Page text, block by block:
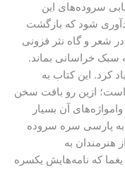
سروده‌های این
شود که بازگشت
شعر و گاه نثر فزونی
سبک خراسانی بماند.
کرد. این کتاب به
ازین رو بافت سخن
آن بسیار
پارسی سره سروده
هنرمندان به
که نامه‌هایش یکسره